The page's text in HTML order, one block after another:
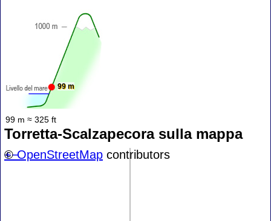
99 m
99 m ≈ 325 ft
Torretta-Scalzapecora sulla mappa
+−
©OpenStreetMap contributors